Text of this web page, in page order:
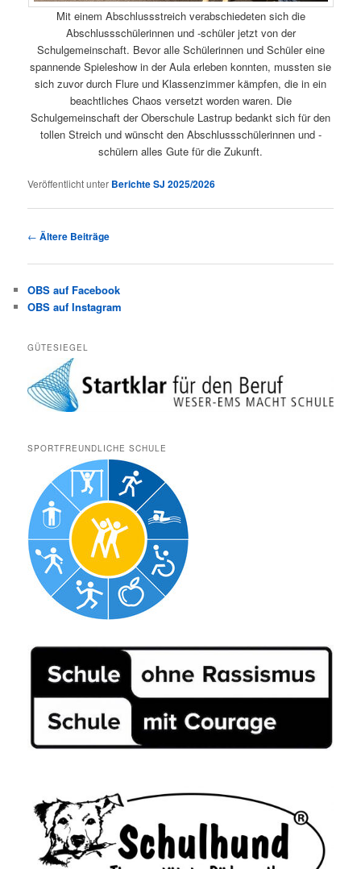
Mit einem Abschlussstreich verabschiedeten sich die
Abschlussschülerinnen und -schüler jetzt von der
Schulgemeinschaft. Bevor alle Schülerinnen und Schüler eine
spannende Spieleshow in der Aula erleben konnten, mussten sie
sich zuvor durch Flure und Klassenzimmer kämpfen, die in ein
beachtliches Chaos versetzt worden waren. Die
Schulgemeinschaft der Oberschule Lastrup bedankt sich für den
tollen Streich und wünscht den Abschlussschülerinnen und -
schülern alles Gute für die Zukunft.
Veröffentlicht unter Berichte SJ 2025/2026
Beitragsnavigation
← Ältere Beiträge
OBS auf Facebook
OBS auf Instagram
GÜTESIEGEL
SPORTFREUNDLICHE SCHULE